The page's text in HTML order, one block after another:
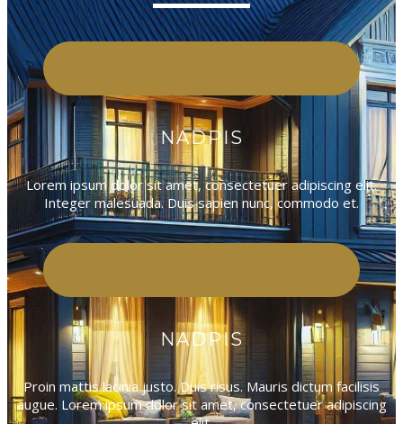
NADPIS
Lorem ipsum dolor sit amet, consectetuer adipiscing elit.
Integer malesuada. Duis sapien nunc, commodo et.
NADPIS
Proin mattis lacinia justo. Duis risus. Mauris dictum facilisis
augue. Lorem ipsum dolor sit amet, consectetuer adipiscing